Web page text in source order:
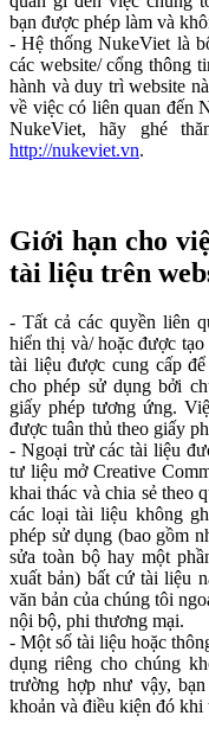
bạn được phép làm và
- Hệ thống NukeViet là
các website/ cổng thông
hành và duy trì website
về việc có liên quan đến
NukeViet, hãy ghé
http://nukeviet.vn.
Giới hạn cho
tài liệu trên
- Tất cả các quyền liên
hiển thị và/ hoặc được
tài liệu được cung cấp
cho phép sử dụng bởi
giấy phép tương ứng.
được tuân thủ theo giấy
- Ngoại trừ các tài liệu
tư liệu mở Creative
khai thác và chia sẻ theo
các loại tài liệu không
phép sử dụng (bao gồm
sửa toàn bộ hay một
xuất bản) bất cứ tài liệu
văn bản của chúng tôi
nội bộ, phi thương mại.
- Một số tài liệu hoặc
dụng riêng cho chúng
trường hợp như vậy,
khoản và điều kiện đó khi